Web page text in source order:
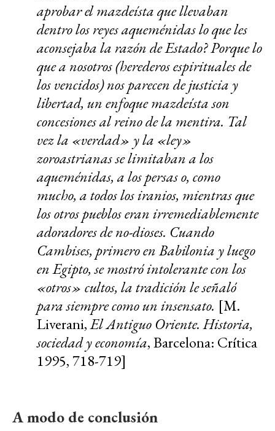
aprobar el mazdeísta que llevaban
dentro los reyes aqueménidas lo que les
aconsejaba la razón de Estado? Porque lo
que a nosotros (herederos espirituales de
los vencidos) nos parecen de justicia y
libertad, un enfoque mazdeísta son
concesiones al reino de la mentira. Tal
vez la «verdad» y la «ley»
zoroastrianas se limitaban a los
aqueménidas, a los persas o, como
mucho, a todos los iranios, mientras que
los otros pueblos eran irremediablemente
adoradores de no-dioses. Cuando
Cambises, primero en Babilonia y luego
en Egipto, se mostró intolerante con los
«otros» cultos, la tradición le señaló
para siempre como un insensato. [M.
Liverani,El Antiguo Oriente. Historia,
sociedad y economía, Barcelona: Crítica
1995, 718-719]
A modo de conclusión